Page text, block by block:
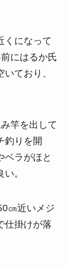
くになって
にはるか氏
ており、
竿を出して
釣りを開
ベラがほと
。
㎝近いメジ
仕掛けが落